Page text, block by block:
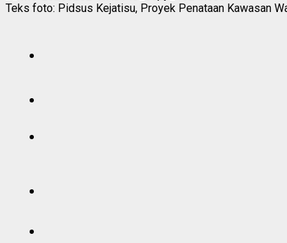
Teks foto: Pidsus Kejatisu, Proyek Penataan Kawasan